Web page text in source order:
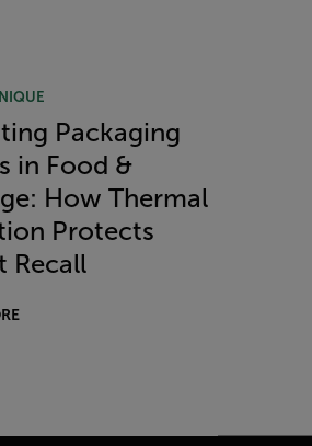
Packaging
in Food &
How Thermal
Protects
Recall